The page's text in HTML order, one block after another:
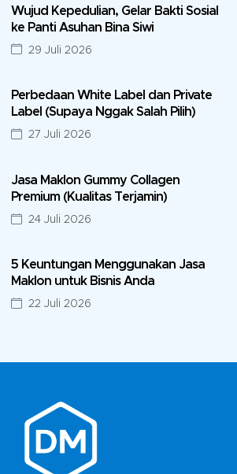
Wujud Kepedulian, Gelar Bakti Sosial
ke Panti Asuhan Bina Siwi
29 Juli 2026
Perbedaan White Label dan Private
Label (Supaya Nggak Salah Pilih)
27 Juli 2026
Jasa Maklon Gummy Collagen
Premium (Kualitas Terjamin)
24 Juli 2026
5 Keuntungan Menggunakan Jasa
Maklon untuk Bisnis Anda
22 Juli 2026